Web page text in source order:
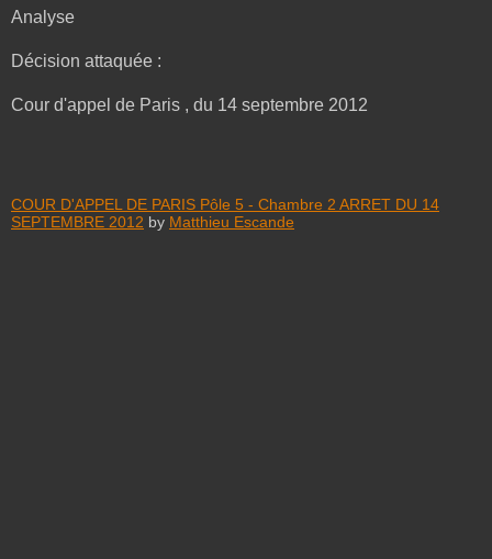
Analyse
Décision attaquée :
Cour d'appel de Paris , du 14 septembre 2012
COUR D'APPEL DE PARIS Pôle 5 - Chambre 2 ARRET DU 14
SEPTEMBRE 2012 by Matthieu Escande